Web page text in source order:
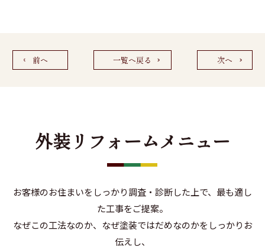
前へ 一覧へ戻る 次へ
外装リフォームメニュー
お客様のお住まいをしっかり調査・診断した上で、最も適し
た工事をご提案。
なぜこの工法なのか、なぜ塗装ではだめなのかをしっかりお
伝えし、